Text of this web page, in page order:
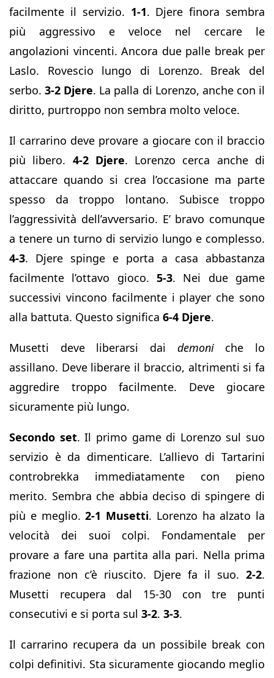
facilmente il servizio. 1-1. Djere finora sembra
più aggressivo e veloce nel cercare le
angolazioni vincenti. Ancora due palle break per
Laslo. Rovescio lungo di Lorenzo. Break del
serbo.3-2 Djere. La palla di Lorenzo, anche con il
diritto, purtroppo non sembra molto veloce.
Il carrarino deve provare a giocare con il braccio
più libero. 4-2 Djere. Lorenzo cerca anche di
attaccare quando si crea l’occasione ma parte
spesso da troppo lontano. Subisce troppo
l’aggressività dell’avversario. E’ bravo comunque
a tenere un turno di servizio lungo e complesso.
4-3. Djere spinge e porta a casa abbastanza
facilmente l’ottavo gioco. 5-3. Nei due game
successivi vincono facilmente i player che sono
alla battuta. Questo significa 6-4 Djere.
Musetti deve liberarsi dai demoniche lo
assillano. Deve liberare il braccio, altrimenti si fa
aggredire troppo facilmente. Deve giocare
sicuramente più lungo.
Secondo set. Il primo game di Lorenzo sul suo
servizio è da dimenticare. L’allievo di Tartarini
controbrekka immediatamente con pieno
merito. Sembra che abbia deciso di spingere di
più e meglio.2-1 Musetti. Lorenzo ha alzato la
velocità dei suoi colpi. Fondamentale per
provare a fare una partita alla pari. Nella prima
frazione non c’è riuscito. Djere fa il suo. 2-2.
Musetti recupera dal 15-30 con tre punti
consecutivi e si porta sul 3-2. 3-3.
Il carrarino recupera da un possibile break con
colpi definitivi. Sta sicuramente giocando meglio